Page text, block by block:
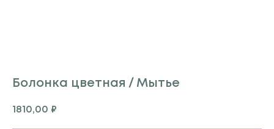
Болонка цветная / Мытье
1810,00 ₽